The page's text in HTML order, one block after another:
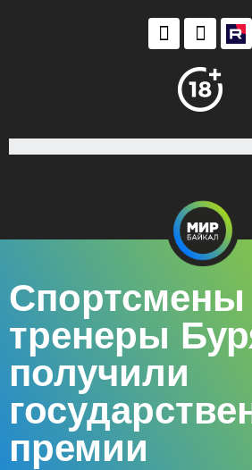
Спортсмены
тренеры
получили
премии